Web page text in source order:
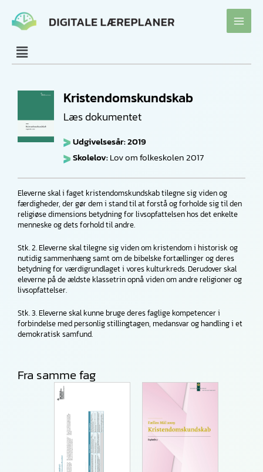
Fra samme fag
Kristendomskundskab
Læs dokumentet
Udgivelsesår: 2019
Skolelov:Lov om folkeskolen 2017
Eleverne skal i faget kristendomskundskab tilegne sig viden og
færdigheder, der gør dem i stand til at forstå og forholde sig til den
religiøse dimensions betydning for livsopfattelsen hos det enkelte
menneske og dets forhold til andre.
Stk. 2. Eleverne skal tilegne sig viden om kristendom i historisk og
nutidig sammenhæng samt om de bibelske fortællinger og deres
betydning for værdigrundlaget i vores kulturkreds. Derudover skal
eleverne på de ældste klassetrin opnå viden om andre religioner og
livsopfattelser.
Stk. 3. Eleverne skal kunne bruge deres faglige kompetencer i
forbindelse med personlig stillingtagen, medansvar og handling i et
demokratisk samfund.